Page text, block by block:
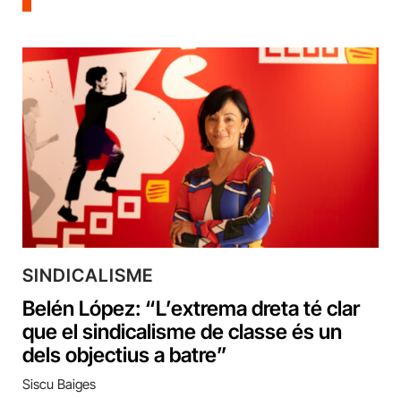
SINDICALISME
Belén López: “L’extrema dreta té clar
que el sindicalisme de classe és un
dels objectius a batre”
Siscu Baiges